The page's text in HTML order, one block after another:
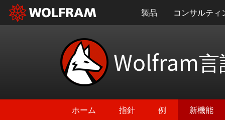
製品 コンサルティ
Wolfram言
ホーム 指針 例 新機能